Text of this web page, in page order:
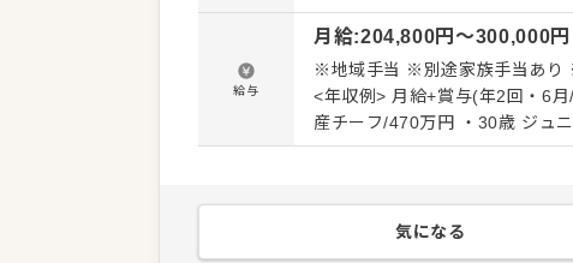
ーンな労務環境です。 ＜おすすめポイント＞ 店舗勤務をしながら自らのアイデアをカタチにす
る店舗限定商品の開発に携われ
いるほか、残業代は全額支給さ
した環境のもとで安心して長く
給与
月給:204,800円〜300,000円
※地域手当 ※別途家族手当あり
<年収例> 月給+賞与(年2回・6
産チーフ/470万円 ・30歳 ジュ
・45歳 店長（大型店）/760万円
気になる